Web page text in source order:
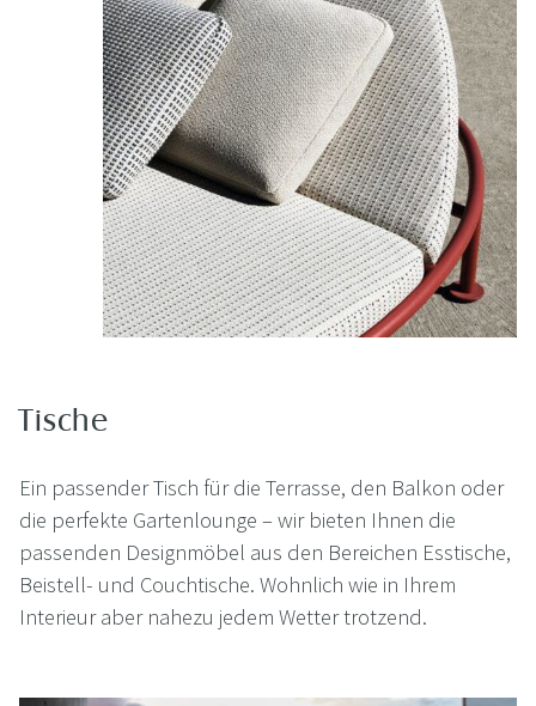
Tische
Ein passender Tisch für die Terrasse, den Balkon oder
die perfekte Gartenlounge – wir bieten Ihnen die
passenden Designmöbel aus den Bereichen Esstische,
Beistell- und Couchtische. Wohnlich wie in Ihrem
Interieur aber nahezu jedem Wetter trotzend.